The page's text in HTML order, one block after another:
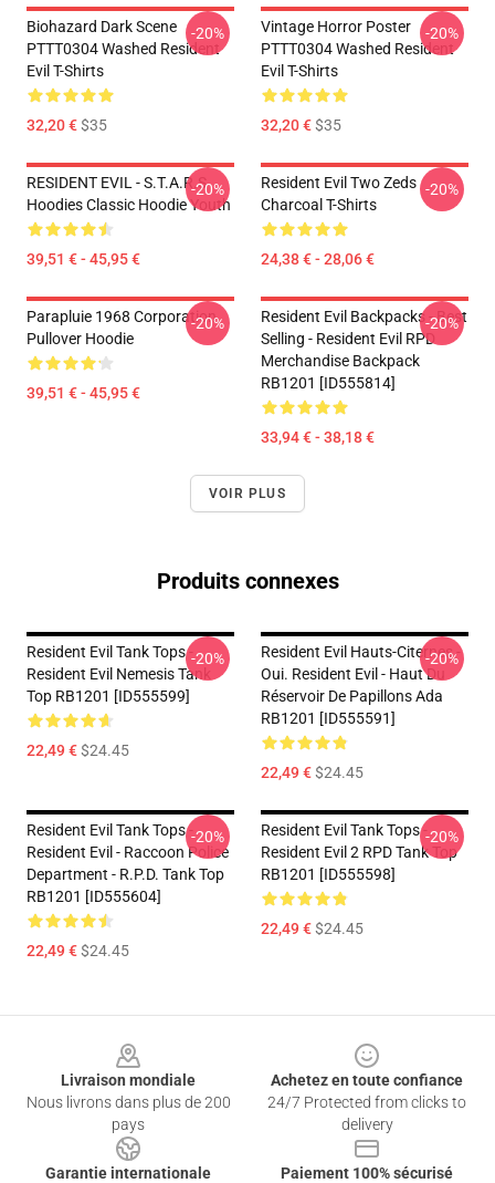
Biohazard Dark Scene
PTTT0304 Washed Resident
Evil T-Shirts
32,20 €$35
-20%
Vintage Horror Poster
PTTT0304 Washed Resident
Evil T-Shirts
32,20 €$35
-20%
RESIDENT EVIL - S.T.A.R.S
Hoodies Classic Hoodie Youth
39,51 € - 45,95 €
-20%
Resident Evil Two Zeds
Charcoal T-Shirts
24,38 € - 28,06 €
-20%
Parapluie 1968 Corporation
Pullover Hoodie
39,51 € - 45,95 €
-20%
Resident Evil Backpacks - Best
Selling - Resident Evil RPD
Merchandise Backpack
RB1201 [ID555814]
33,94 € - 38,18 €
-20%
VOIR PLUS
Produits connexes
Resident Evil Tank Tops -
Resident Evil Nemesis Tank
Top RB1201 [ID555599]
22,49 €$24.45
-20%
Resident Evil Hauts-Citernes -
Oui. Resident Evil - Haut Du
Réservoir De Papillons Ada
RB1201 [ID555591]
22,49 €$24.45
-20%
Resident Evil Tank Tops -
Resident Evil - Raccoon Police
Department - R.P.D. Tank Top
RB1201 [ID555604]
22,49 €$24.45
-20%
Resident Evil Tank Tops -
Resident Evil 2 RPD Tank Top
RB1201 [ID555598]
22,49 €$24.45
-20%
Livraison mondiale
Nous livrons dans plus de 200
pays
Achetez en toute confiance
24/7 Protected from clicks to
delivery
Garantie internationale
Paiement 100% sécurisé